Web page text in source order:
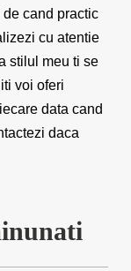
cand practic
cu atentie
stilul meu ti se
voi oferi
data cand
daca